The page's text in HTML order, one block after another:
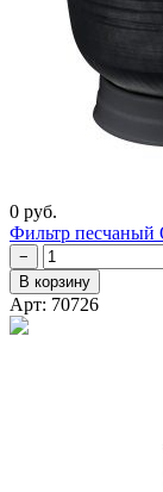
0 руб.
Фильтр
−
В корзину
Арт: 70726